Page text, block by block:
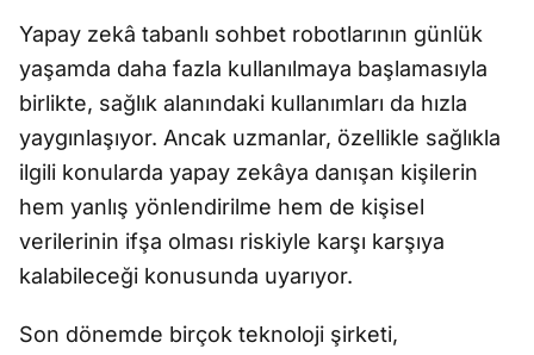
Yapay zekâ tabanlı sohbet robotlarının günlük
yaşamda daha fazla kullanılmaya başlamasıyla
birlikte, sağlık alanındaki kullanımları da hızla
yaygınlaşıyor. Ancak uzmanlar, özellikle sağlıkla
ilgili konularda yapay zekâya danışan kişilerin
hem yanlış yönlendirilme hem de kişisel
verilerinin ifşa olması riskiyle karşı karşıya
kalabileceği konusunda uyarıyor.
Son dönemde birçok teknoloji şirketi,